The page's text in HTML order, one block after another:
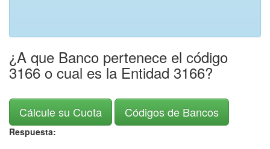
¿A que Banco pertenece el código
3166 o cual es la Entidad 3166?
Cálcule su Cuota Códigos de Bancos
Respuesta: